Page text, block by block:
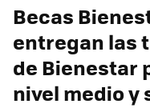
Becas
entregan las
de Bienestar
nivel medio y